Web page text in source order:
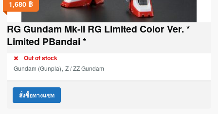
1,680 ฿
RG Gundam Mk-II RG Limited Color Ver. *
Limited PBandai *
Out of stock
Gundam (Gunpla), Z / ZZ Gundam
สั่งซื้อทางแชท